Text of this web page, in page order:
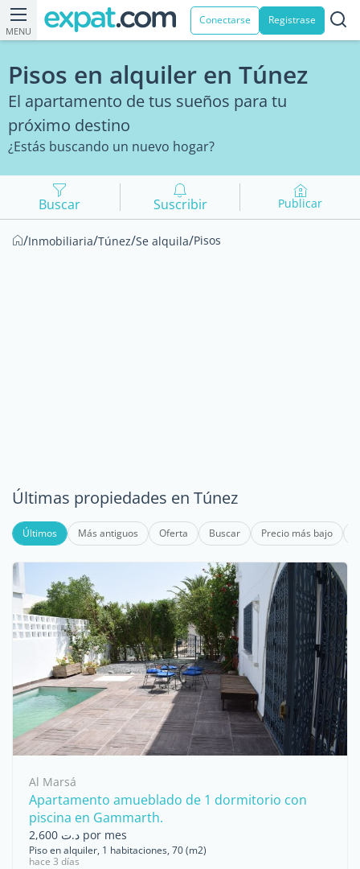
MENU
Conectarse Registrase
Pisos en alquiler en Túnez
El apartamento de tus sueños para tu
próximo destino
¿Estás buscando un nuevo hogar?
Buscar Suscribir Publicar
/Inmobiliaria/Túnez/Se alquila/Pisos
Últimas propiedades en Túnez
Últimos Más antiguos Oferta Buscar Precio más bajo
Al Marsá
Apartamento amueblado de 1 dormitorio con
piscina en Gammarth.
د.ت 2,600 por mes
Piso en alquiler, 1 habitaciones, 70 (m2)
hace 3 días